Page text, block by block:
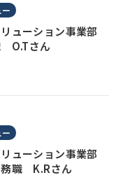
ューション事業部
O.Tさん
ューション事業部
務職 K.Rさん